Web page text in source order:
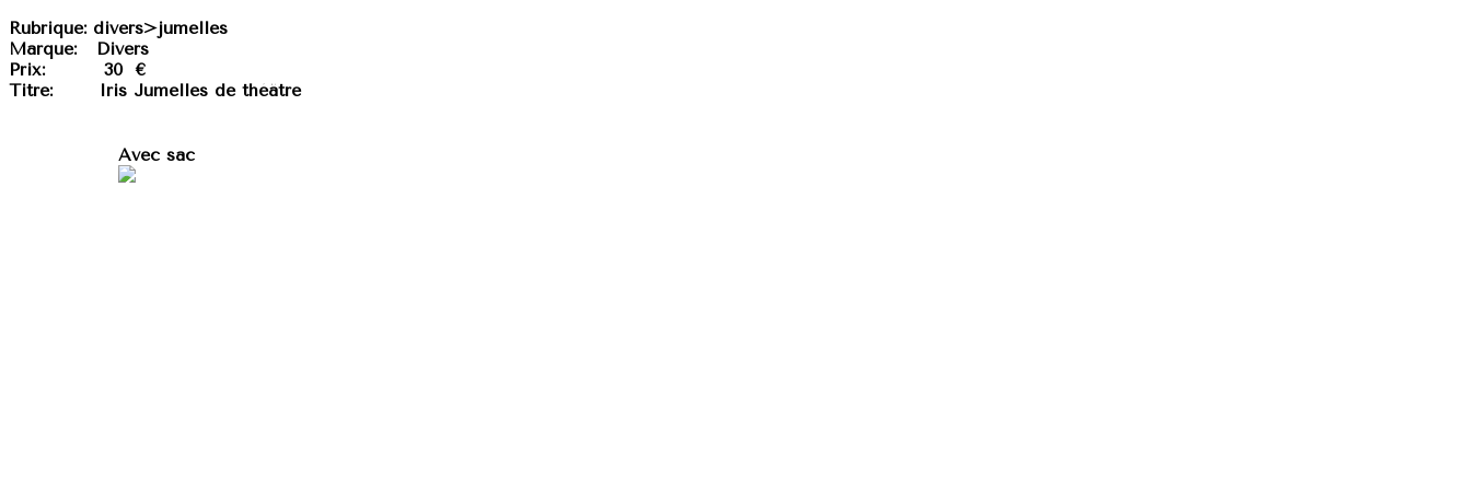
Rubrique: divers>jumelles
Marque:
Divers
Prix: 30 €
Titre:
Iris Jumelles de théätre
Avec sac